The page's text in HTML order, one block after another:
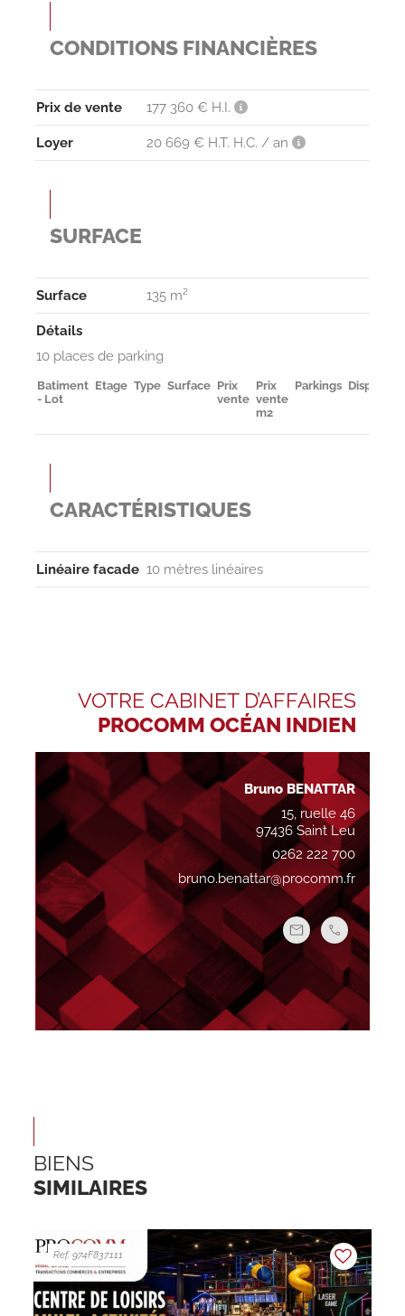
CONDITIONS FINANCIÈRES
Prix de vente 177 360 € H.I.
Loyer 20 669 € H.T. H.C. / an
SURFACE
Surface 135 m²
Détails
10 places de parking
Batiment
- Lot
Etage Type Surface Prix
vente
Prix
vente
m2
Parkings
CARACTÉRISTIQUES
Linéaire facade 10 mètres linéaires
VOTRE CABINET D’AFFAIRES
PROCOMM OCÉAN INDIEN
Bruno BENATTAR
15, ruelle 46
97436 Saint Leu
0262 222 700
bruno.benattar@procomm.fr
BIENS
SIMILAIRES
Ref. 974F837111